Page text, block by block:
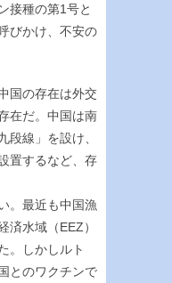
接種の第1号と
びかけ、不安の
国の存在は外交
在だ。中国は南
段線」を設け、
置するなど、存
。最近も中国漁
済水域（EEZ）
。しかしルト
とのワクチンで